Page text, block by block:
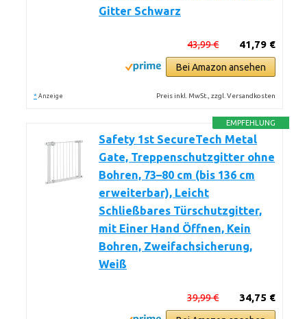
Gitter Schwarz
41,79 €
43,99 €
Bei Amazon ansehen
* Anzeige Preis inkl. MwSt., zzgl. Versandkosten
EMPFEHLUNG
Safety 1st SecureTech Metal
Gate, Treppenschutzgitter ohne
Bohren, 73–80 cm (bis 136 cm
erweiterbar), Leicht
Schließbares Türschutzgitter,
mit Einer Hand Öffnen, Kein
Bohren, Zweifachsicherung,
Weiß
34,75 €
39,99 €